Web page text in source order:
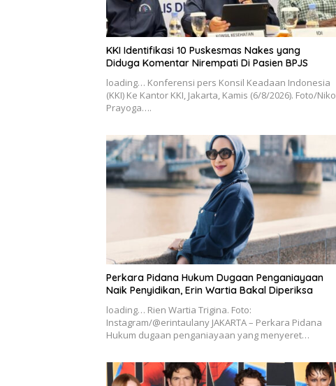
KKI Identifikasi 10 Puskesmas Nakes yang
Diduga Komentar Nirempati Di Pasien BPJS
loading… Konferensi pers Konsil Keadaan Indonesia
(KKI) Ke Kantor KKI, Jakarta, Kamis (6/8/2026). Foto/Niko
Prayoga….
Perkara Pidana Hukum Dugaan Penganiayaan
Naik Penyidikan, Erin Wartia Bakal Diperiksa
loading… Rien Wartia Trigina. Foto:
Instagram/@erintaulany JAKARTA – Perkara Pidana
Hukum dugaan penganiayaan yang menyeret…